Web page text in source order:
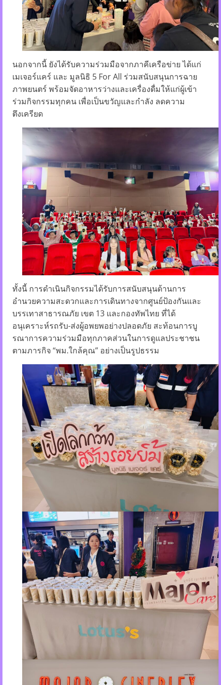
นอกจากนี้ ยังได้รับความร่วมมือจากภาคีเครือข่าย ได้แก่
เมเจอร์แคร์ และ มูลนิธิ 5 For All ร่วมสนับสนุนการฉาย
ภาพยนตร์ พร้อมจัดอาหารว่างและเครื่องดื่มให้แก่ผู้เข้า
ร่วมกิจกรรมทุกคน เพื่อเป็นขวัญและกำลัง ลดความ
ตึงเครียด
ทั้งนี้ การดำเนินกิจกรรมได้รับการสนับสนุนด้านการ
อำนวยความสะดวกและการเดินทางจากศูนย์ป้องกันและ
บรรเทาสาธารณภัย เขต 13 และกองทัพไทย ที่ได้
อนุเคราะห์รถรับ-ส่งผู้อพยพอย่างปลอดภัย สะท้อนการบู
รณาการความร่วมมือทุกภาคส่วนในการดูแลประชาชน
ตามภารกิจ “พม.ใกล้คุณ” อย่างเป็นรูปธรรม